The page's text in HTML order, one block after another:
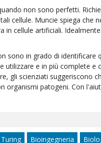
non sono perfetti.
cellule. Muncie spiega
in cellule artificiali.
sono in grado di identificare
utilizzare e in più complete
gli scienziati suggeriscono
organismi patogeni. Con
Bioingegneria